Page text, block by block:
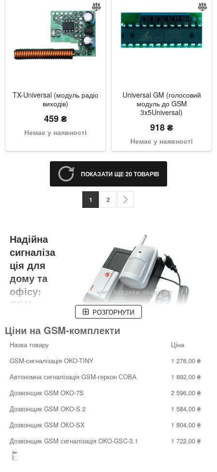
TX-Universal (модуль радіо
виходів)
459 ₴
Немає у наявності
Universal GM (голосовий
модуль до GSM
3x5Universal)
918 ₴
Немає у наявності
ПОКАЗАТИ ЩЕ 20 ТОВАРІВ
You're currently reading page
1 Сторінка
2
Надійна
сигналіза
ція для
дому та
офісу:
GSM
и
Сучасний
— це простий, зручний у використанні і надійний варіант
сигналізації, який вбереже будинок або квартиру від спроби
проникнення зловмисників. Особливість таких систем -
наявність модуля GSM, який дозволяє відправляти SMS-
повідомлення і здійснювати голосові дзвінки при тривожних
подіях. При цьому функціональні можливості комплекту GSM-
пристрої підтримують тільки оповіщення користувача через
керувати через спеціальне мобільний застосунок.
Незаперечна гідність систем цього типу — відсутність
РОЗГОРНУТИ
Ціни на GSM-комплекти
Назва товару
Ціна
GSM-сигналізація OKO-TINY
1 276,00 ₴
Автономна сигналізація GSM-геркон СОВА
1 892,00 ₴
Дозвонщик GSM OKO-7S
2 596,00 ₴
Дозвонщик GSM OKO-S 2
1 584,00 ₴
Дозвонщик GSM ОКО-SX
1 804,00 ₴
Дозвонщик GSM сигналізація OKO-GSC-3.1
1 722,00 ₴